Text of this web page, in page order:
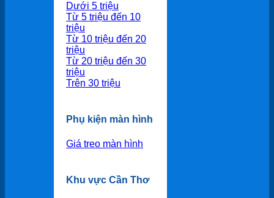
Dưới 5 triệu
Từ 5 triệu đến 10
triệu
Từ 10 triệu đến 20
triệu
Từ 20 triệu đến 30
triệu
Trên 30 triệu
Phụ kiện màn hình
Giá treo màn hình
Khu vực Cần Thơ